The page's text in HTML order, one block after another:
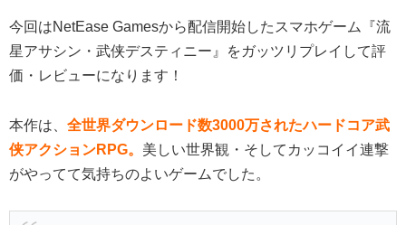
今回はNetEase Gamesから配信開始したスマホゲーム『流
星アサシン・武侠デスティニー』をガッツリプレイして評
価・レビューになります！
本作は、 全世界ダウンロード数3000万されたハードコア武
侠アクションRPG。 美しい世界観・そしてカッコイイ連撃
がやってて気持ちのよいゲームでした。